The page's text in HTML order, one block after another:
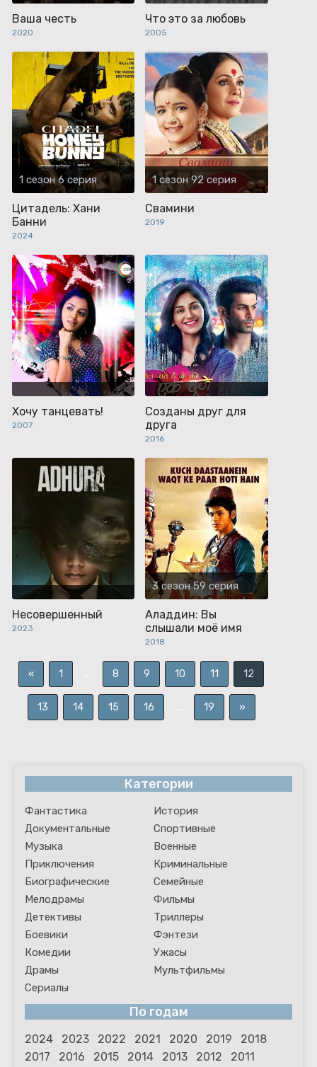
Ваша честь
2020
Что это за любовь
2005
1 сезон 6 серия
Цитадель: Хани
Банни
2024
1 сезон 92 серия
Свамини
2019
Хочу танцевать!
2007
Созданы друг для
друга
2016
Несовершенный
2023
3 сезон 59 серия
Аладдин: Вы
слышали моё имя
2018
« 1 8 9 10 11 12
13 14 15 16 19 »
Категории
Фантастика
История
Документальные
Спортивные
Музыка
Военные
Приключения
Криминальные
Биографические
Семейные
Мелодрамы
Фильмы
Детективы
Триллеры
Боевики
Фэнтези
Комедии
Ужасы
Драмы
Мультфильмы
Сериалы
По годам
2024 2023 2022 2021 2020 2019
2018
2017
2016 2015 2014 2013 2012
2011